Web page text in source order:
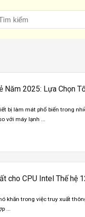
Năm 2025: Lựa Chọn
bị làm mát phổ biến trong
với máy lạnh ...
cho CPU Intel Thế hệ
khăn trong việc truy xuất
...